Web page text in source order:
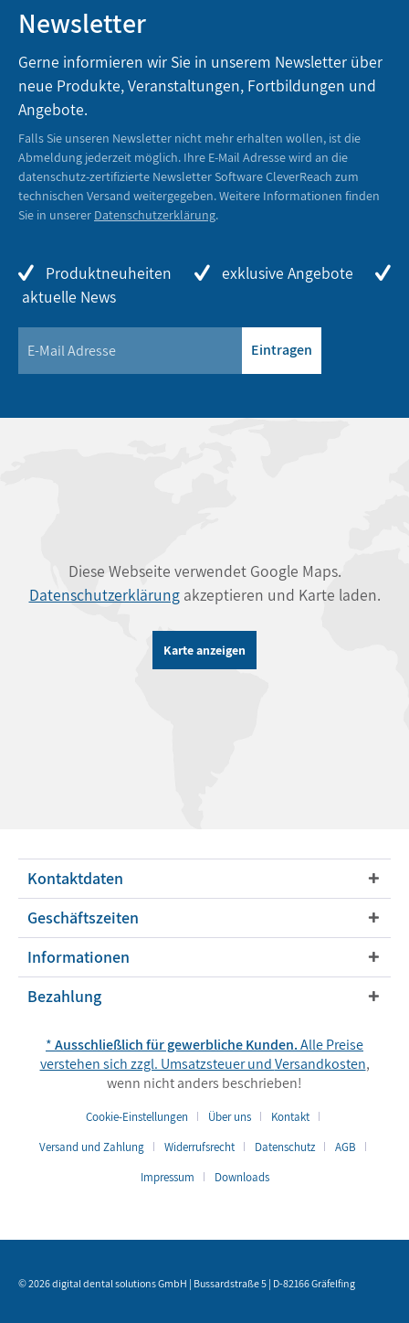
Newsletter
Gerne informieren wir Sie in unserem Newsletter über
neue Produkte, Veranstaltungen, Fortbildungen und
Angebote.
Falls Sie unseren Newsletter nicht mehr erhalten wollen, ist die
Abmeldung jederzeit möglich. Ihre E-Mail Adresse wird an die
datenschutz-zertifizierte Newsletter Software CleverReach zum
technischen Versand weitergegeben. Weitere Informationen finden
Sie in unserer Datenschutzerklärung.
Produktneuheiten
exklusive Angebote
aktuelle News
Eintragen
Diese Webseite verwendet Google Maps.
Datenschutzerklärungakzeptieren und Karte laden.
Karte anzeigen
Kontaktdaten
Geschäftszeiten
Informationen
Bezahlung
*Ausschließlich für gewerbliche Kunden.Alle Preise
verstehen sich zzgl. Umsatzsteuer undVersandkosten,
wenn nicht anders beschrieben!
Cookie-Einstellungen Über uns
Kontakt
Versand und Zahlung
Widerrufsrecht Datenschutz
AGB
Impressum
Downloads
© 2026 digital dental solutions GmbH | Bussardstraße 5 | D-82166 Gräfelfing